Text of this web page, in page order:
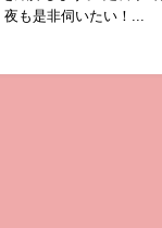
も是非伺いたい！...